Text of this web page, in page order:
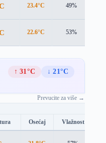
23.4°C 49%
22.6°C 53%
↑ 31°C
↓ 21°C
Prevucite za više →
Osećaj Vlažnost